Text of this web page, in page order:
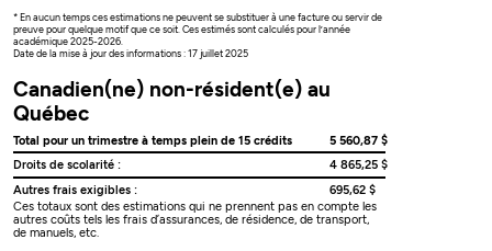
* En aucun temps ces estimations ne peuvent se substituer à une facture ou servir de
preuve pour quelque motif que ce soit. Ces estimés sont calculés pour l’année
académique 2025-2026.
Date de la mise à jour des informations : 17 juillet 2025
Canadien(ne) non-résident(e) au
Québec
Total pour un trimestre à temps plein de 15 crédits
5 560,87 $
Droits de scolarité :
4 865,25 $
Autres frais exigibles :
695,62 $
Ces totaux sont des estimations qui ne prennent pas en compte les
autres coûts tels les frais d’assurances, de résidence, de transport,
de manuels, etc.